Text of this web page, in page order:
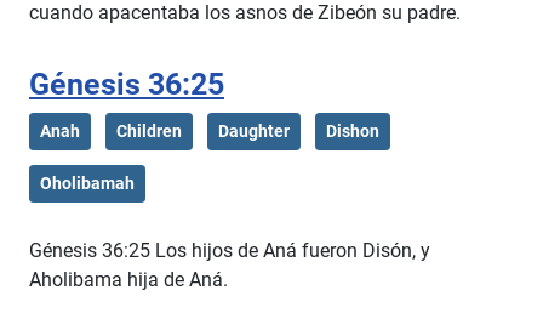
cuando apacentaba los asnos de Zibeón su padre.
Génesis 36:25
Anah Children Daughter Dishon
Oholibamah
Génesis 36:25 Los hijos de Aná fueron Disón, y
Aholibama hija de Aná.